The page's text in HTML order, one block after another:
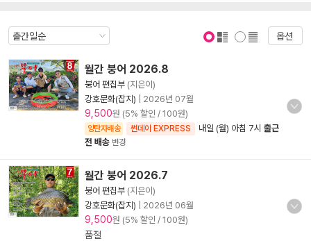
옵션
월간 붕어 2026.8
붕어 편집부 (지은이)
강호문화(잡지)
2026년 07월
9,500원 (5% 할인 / 100원)
양탄자배송 썬데이 EXPRESS 내일 (월) 아침 7시 출근
전 배송 변경
월간 붕어 2026.7
붕어 편집부 (지은이)
강호문화(잡지)
2026년 06월
9,500원 (5% 할인 / 100원)
품절